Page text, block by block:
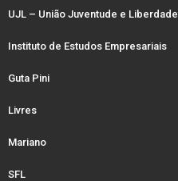
UJL – União Juventude e Liberdade
Instituto de Estudos Empresariais
Guta Pini
Livres
Mariano
SFL